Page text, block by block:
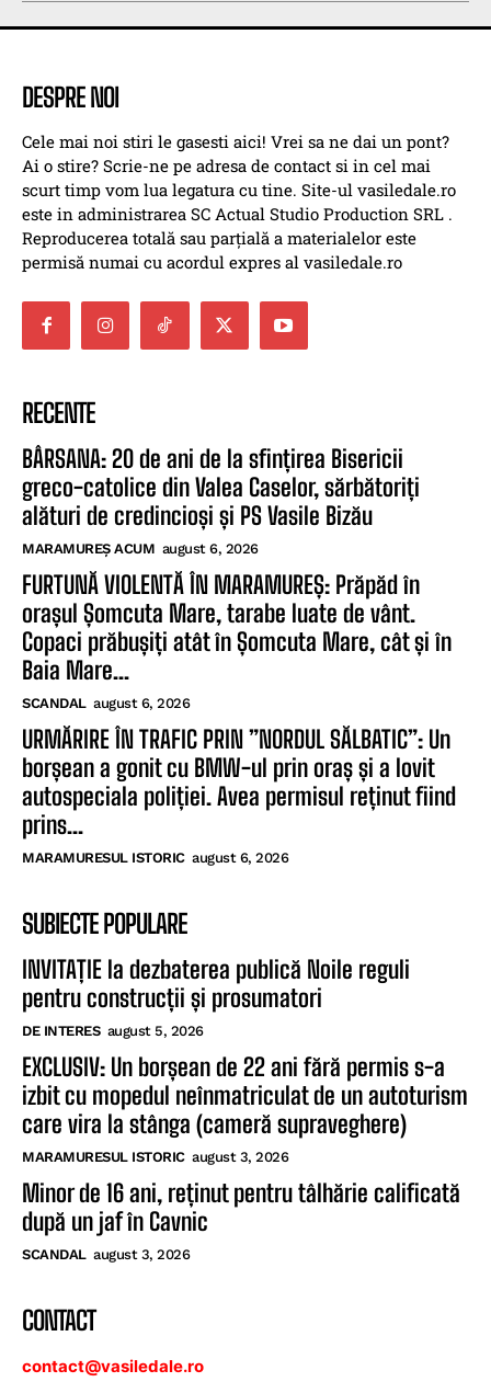
DESPRE NOI
Cele mai noi stiri le gasesti aici! Vrei sa ne dai un pont?
Ai o stire? Scrie-ne pe adresa de contact si in cel mai
scurt timp vom lua legatura cu tine. Site-ul vasiledale.ro
este in administrarea SC Actual Studio Production SRL .
Reproducerea totală sau parțială a materialelor este
permisă numai cu acordul expres al vasiledale.ro
RECENTE
BÂRSANA: 20 de ani de la sfințirea Bisericii
greco-catolice din Valea Caselor, sărbătoriți
alături de credincioși și PS Vasile Bizău
MARAMUREȘ ACUM august 6, 2026
FURTUNĂ VIOLENTĂ ÎN MARAMUREȘ: Prăpăd în
orașul Șomcuta Mare, tarabe luate de vânt.
Copaci prăbușiți atât în Șomcuta Mare, cât și în
Baia Mare...
SCANDAL august 6, 2026
URMĂRIRE ÎN TRAFIC PRIN ”NORDUL SĂLBATIC”: Un
borșean a gonit cu BMW-ul prin oraș și a lovit
autospeciala poliției. Avea permisul reținut fiind
prins...
MARAMURESUL ISTORIC august 6, 2026
SUBIECTE POPULARE
INVITAȚIE la dezbaterea publică Noile reguli
pentru construcții și prosumatori
DE INTERES august 5, 2026
EXCLUSIV: Un borșean de 22 ani fără permis s-a
izbit cu mopedul neînmatriculat de un autoturism
care vira la stânga (cameră supraveghere)
MARAMURESUL ISTORIC august 3, 2026
Minor de 16 ani, reținut pentru tâlhărie calificată
după un jaf în Cavnic
SCANDAL august 3, 2026
CONTACT
contact@vasiledale.ro